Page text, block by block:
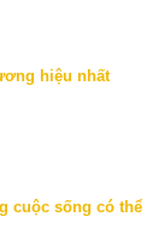
hiệu nhất
cuộc sống có thể